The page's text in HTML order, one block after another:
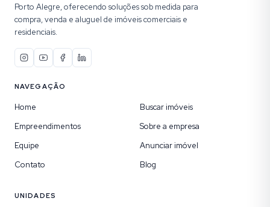
Porto Alegre, oferecendo soluções sob medida para
compra, venda e aluguel de imóveis comerciais e
residenciais.
NAVEGAÇÃO
Home
Buscar imóveis
Empreendimentos
Sobre a empresa
Equipe
Anunciar imóvel
Contato
Blog
UNIDADES